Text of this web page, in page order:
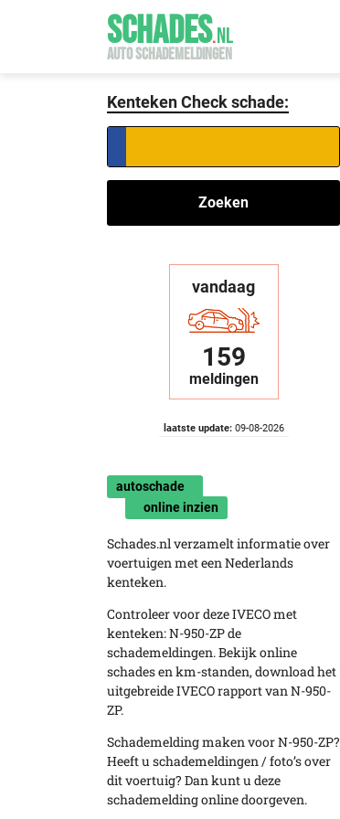
SCHADES.NL
AUTO SCHADEMELDINGEN
Kenteken Check schade:
Zoeken
vandaag
159
meldingen
laatste update:09-08-2026
autoschade
online inzien
Schades.nl verzamelt informatie over
voertuigen met een Nederlands
kenteken.
Controleer voor deze IVECO met
kenteken: N-950-ZP de
schademeldingen. Bekijk online
schades en km-standen, download het
uitgebreide IVECO rapport van N-950-
ZP.
Schademelding maken voor N-950-ZP?
Heeft u schademeldingen / foto’s over
dit voertuig? Dan kunt u deze
schademelding online doorgeven.